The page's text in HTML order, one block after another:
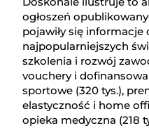
ogłoszeń
pojawiły się informacje
najpopularniejszych
szkolenia i rozwój
vouchery i
sportowe (320 tys.),
elastyczność i home
opieka medyczna (218